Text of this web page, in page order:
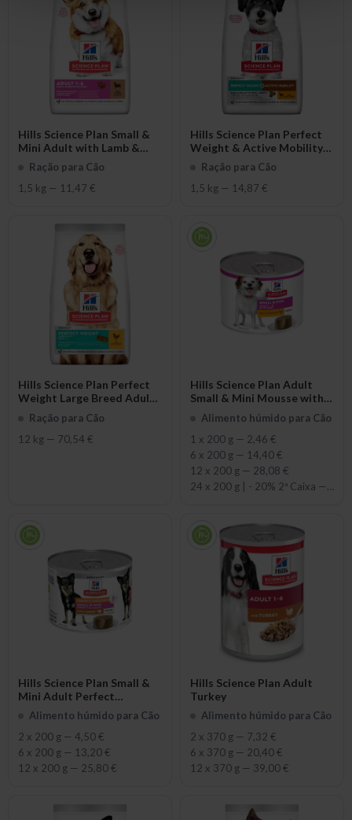
Hills Science Plan Small &
Mini Adult with Lamb &
RiceRação para Cão
1,5 kg — 11,47 €
Hills Science Plan Perfect
Weight & Active Mobility
Small & Mini Adult
Ração para Cão
1,5 kg — 14,87 €
Hills Science Plan Perfect
Weight Large Breed Adult
with Chicken
Ração para Cão
12 kg — 70,54 €
Hills Science Plan Adult
Small & Mini Mousse with
Chicken
Alimento húmido para Cão
1 x 200 g — 2,46 €
6 x 200 g — 14,40 €
12 x 200 g — 28,08 €
24 x 200 g | - 20% 2ª Caixa —
Hills Science Plan Small &
Mini Adult Perfect
Digestion with Turkey
Alimento húmido para Cão
2 x 200 g — 4,50 €
6 x 200 g — 13,20 €
12 x 200 g — 25,80 €
Hills Science Plan Adult
Turkey
Alimento húmido para Cão
2 x 370 g — 7,32 €
6 x 370 g — 20,40 €
12 x 370 g — 39,00 €